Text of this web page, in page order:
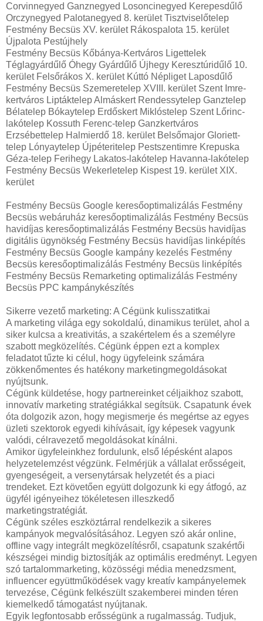
Corvinnegyed Ganznegyed Losoncinegyed Kerepesdűlő
Orczynegyed Palotanegyed 8. kerület Tisztviselőtelep
Festmény Becsüs XV. kerület Rákospalota 15. kerület
Újpalota Pestújhely
Festmény Becsüs Kőbánya-Kertváros Ligettelek
Téglagyárdűlő Óhegy Gyárdűlő Újhegy Keresztúridűlő 10.
kerület Felsőrákos X. kerület Kúttó Népliget Laposdűlő
Festmény Becsüs Szemeretelep XVIII. kerület Szent Imre-
kertváros Liptáktelep Almáskert Rendessytelep Ganztelep
Bélatelep Bókaytelep Erdőskert Miklóstelep Szent Lőrinc-
lakótelep Kossuth Ferenc-telep Ganzkertváros
Erzsébettelep Halmierdő 18. kerület Belsőmajor Gloriett-
telep Lónyaytelep Újpéteritelep Pestszentimre Krepuska
Géza-telep Ferihegy Lakatos-lakótelep Havanna-lakótelep
Festmény Becsüs Wekerletelep Kispest 19. kerület XIX.
kerület
Festmény Becsüs Google keresőoptimalizálás Festmény
Becsüs webáruház keresőoptimalizálás Festmény Becsüs
havidíjas keresőoptimalizálás Festmény Becsüs havidíjas
digitális ügynökség Festmény Becsüs havidíjas linképítés
Festmény Becsüs Google kampány kezelés Festmény
Becsüs keresőoptimalizálás Festmény Becsüs linképítés
Festmény Becsüs Remarketing optimalizálás Festmény
Becsüs PPC kampánykészítés
Sikerre vezető marketing: A Cégünk kulisszatitkai
A marketing világa egy sokoldalú, dinamikus terület, ahol a
siker kulcsa a kreativitás, a szakértelem és a személyre
szabott megközelítés. Cégünk éppen ezt a komplex
feladatot tűzte ki célul, hogy ügyfeleink számára
zökkenőmentes és hatékony marketingmegoldásokat
nyújtsunk.
Cégünk küldetése, hogy partnereinket céljaikhoz szabott,
innovatív marketing stratégiákkal segítsük. Csapatunk évek
óta dolgozik azon, hogy megismerje és megértse az egyes
üzleti szektorok egyedi kihívásait, így képesek vagyunk
valódi, célravezető megoldásokat kínálni.
Amikor ügyfeleinkhez fordulunk, első lépésként alapos
helyzetelemzést végzünk. Felmérjük a vállalat erősségeit,
gyengeségeit, a versenytársak helyzetét és a piaci
trendeket. Ezt követően együtt dolgozunk ki egy átfogó, az
ügyfél igényeihez tökéletesen illeszkedő
marketingstratégiát.
Cégünk széles eszköztárral rendelkezik a sikeres
kampányok megvalósításához. Legyen szó akár online,
offline vagy integrált megközelítésről, csapatunk szakértői
készségei mindig biztosítják az optimális eredményt. Legyen
szó tartalommarketing, közösségi média menedzsment,
influencer együttműködések vagy kreatív kampányelemek
tervezése, Cégünk felkészült szakemberei minden téren
kiemelkedő támogatást nyújtanak.
Egyik legfontosabb erősségünk a rugalmasság. Tudjuk,